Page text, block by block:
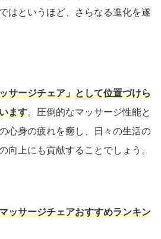
はというほど、さらなる進化を遂
サージチェア」として位置づけら
ます。圧倒的なマッサージ性能と
心身の疲れを癒し、日々の生活の
向上にも貢献することでしょう。
ッサージチェアおすすめランキン